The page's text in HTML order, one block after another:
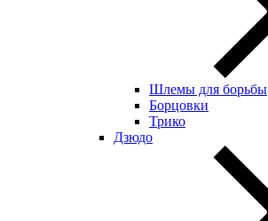
Шлемы для борьбы
Борцовки
Трико
Дзюдо